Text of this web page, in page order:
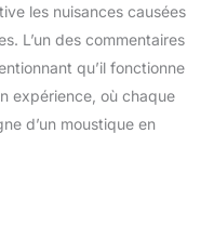
unique
une longueur
UVA comprise
et 420 nm,
efficacement les
les
les mites et 3
les nuisances causées
L’un des commentaires
qu’il fonctionne
expérience, où chaque
d’un moustique en